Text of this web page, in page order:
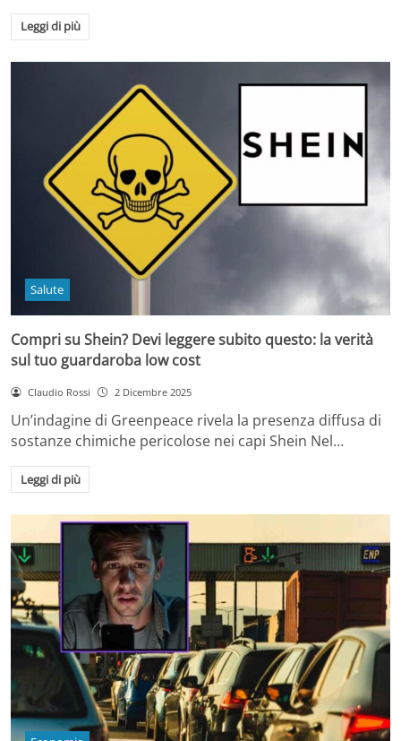
Leggi di più
Salute
Compri su Shein? Devi leggere subito questo: la verità
sul tuo guardaroba low cost
Claudio Rossi 2 Dicembre 2025
Un’indagine di Greenpeace rivela la presenza diffusa di
sostanze chimiche pericolose nei capi Shein Nel…
Leggi di più